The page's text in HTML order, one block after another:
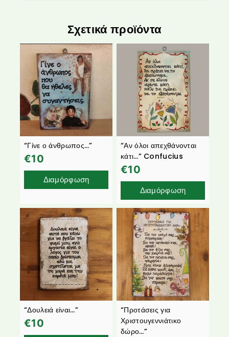
Σχετικά προϊόντα
“Γίνε ο άνθρωπος…”
€10
Διαμόρφωση
“Αν όλοι απεχθάνονται
κάτι…” Confucius
€10
Διαμόρφωση
“Δουλειά είναι…”
€10
“Προτάσεις για
Χριστουγεννιάτικο
δώρο…”